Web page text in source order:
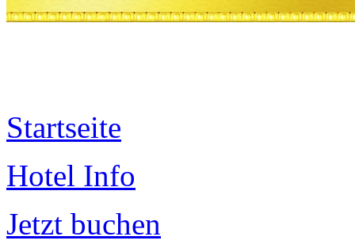
Startseite
Hotel Info
Jetzt buchen